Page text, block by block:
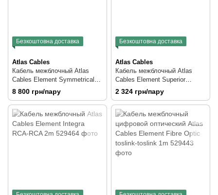
Безкоштовна доставка
Atlas Cables
Кабель межблочный Atlas
Cables Element Symmetrical
XLR-XLR 2m
8 800 грн/пару
Безкоштовна доставка
Atlas Cables
Кабель межблочный Atlas
Cables Element Superior
Integra RCA-RCA 1m
2 324 грн/пару